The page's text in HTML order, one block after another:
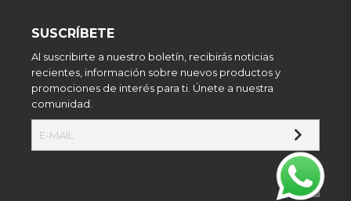
SUSCRÍBETE
Al suscribirte a nuestro boletín, recibirás noticias
recientes, información sobre nuevos productos y
promociones de interés para ti. Únete a nuestra
comunidad.